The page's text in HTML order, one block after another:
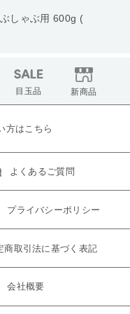
しゃぶ用 600g (
目玉品 新商品
方はこちら
よくあるご質問
プライバシーポリシー
商取引法に基づく表記
会社概要